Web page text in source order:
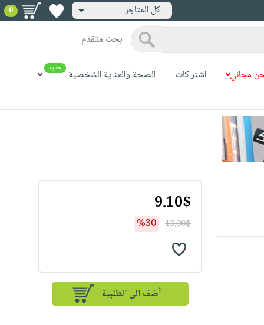
كل المتاجر 0
بحث متقدم
مجاني اشتراكات الصحة والعناية الشخصية جديد
9.10$
13.00$
%30
أضف الى الطلبية